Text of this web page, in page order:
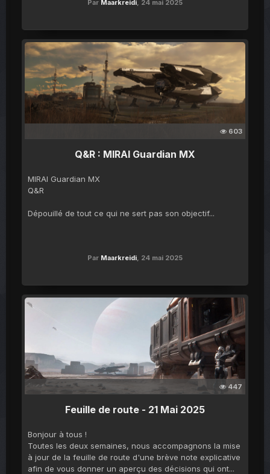
Par Maarkreidi, 24 mai 2025
603
Q&R : MIRAI Guardian MX
MIRAI Guardian MX
Q&R
Dépouillé de tout ce qui ne sert pas son objectif...
Par Maarkreidi, 24 mai 2025
447
Feuille de route - 21 Mai 2025
Bonjour à tous !
Toutes les deux semaines, nous accompagnons la mise
à jour de la feuille de route d'une brève note explicative
afin de vous donner un aperçu des décisions qui ont...